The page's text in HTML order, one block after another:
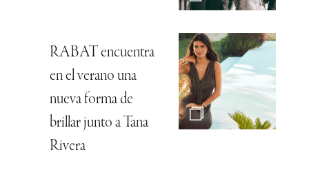
RABAT encuentra
en el verano una
nueva forma de
brillar junto a Tana
Rivera